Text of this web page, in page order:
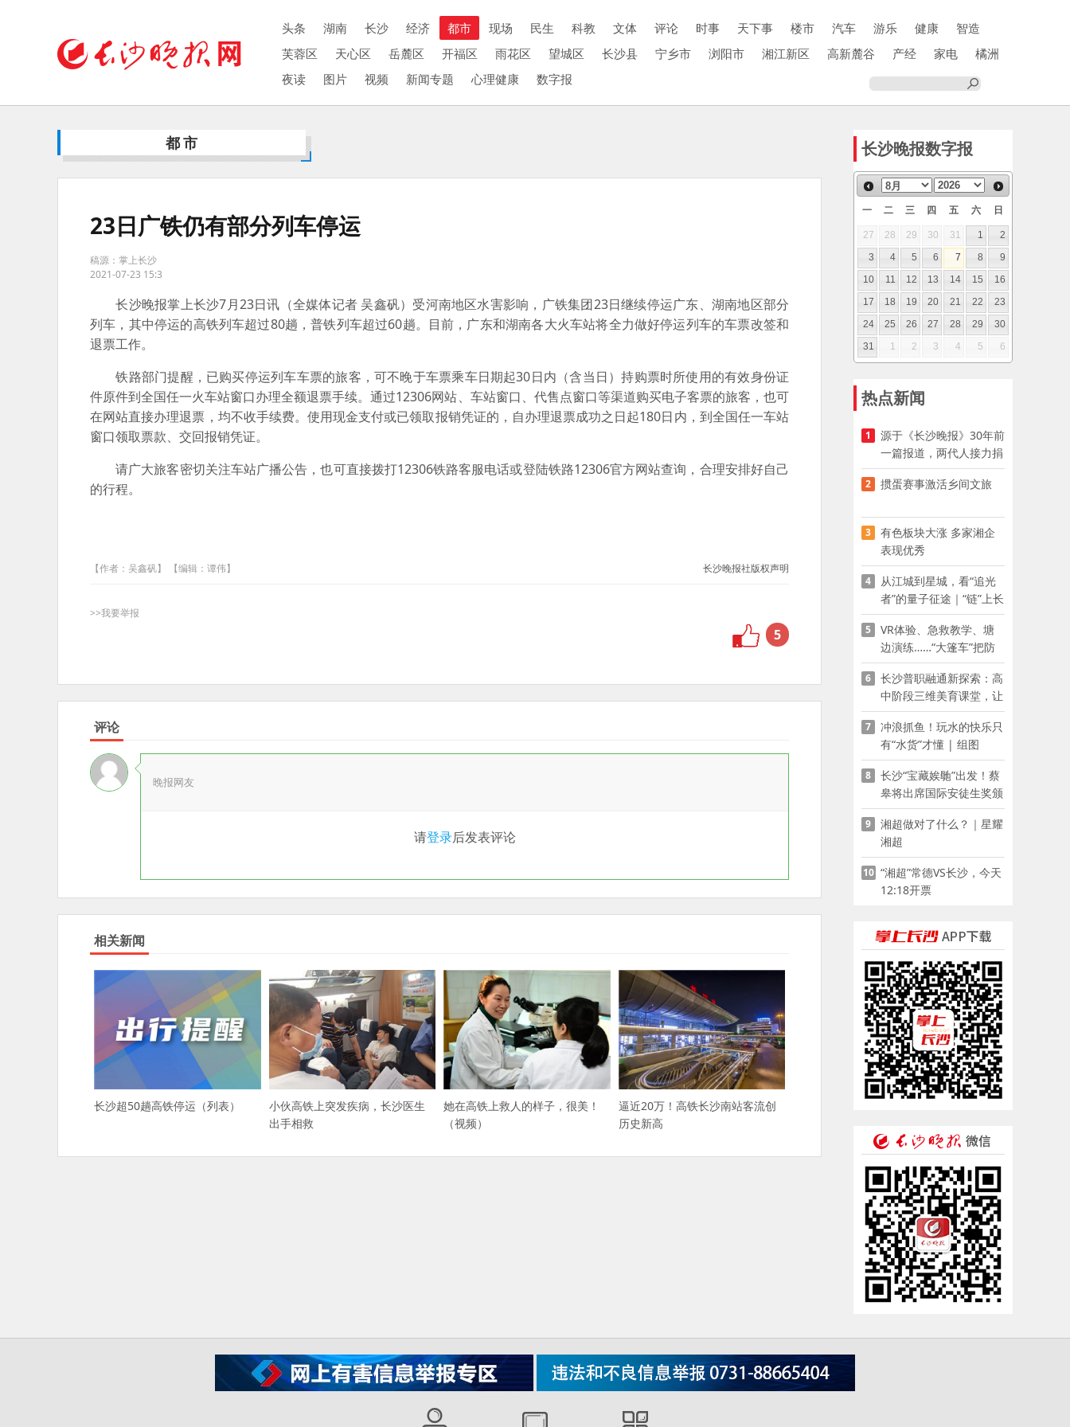
头条 湖南 长沙 经济 都市 现场 民生 科教 文体 评论 时事 天下事 楼市 汽车 游乐 健康
智造
芙蓉区
天心区 岳麓区 开福区 雨花区 望城区 长沙县 宁乡市 浏阳市 湘江新区 高新麓谷 产经 家电
橘洲
夜读
图片 视频 新闻专题 心理健康 数字报
都市
23日广铁仍有部分列车停运
稿源：掌上长沙
2021-07-23 15:3
长沙晚报掌上长沙7月23日讯（全媒体记者 吴鑫矾）受河南地区水害影响，广铁集团23日继续停运广东、湖南地区部分
列车，其中停运的高铁列车超过80趟，普铁列车超过60趟。目前，广东和湖南各大火车站将全力做好停运列车的车票改签和
退票工作。
铁路部门提醒，已购买停运列车车票的旅客，可不晚于车票乘车日期起30日内（含当日）持购票时所使用的有效身份证
件原件到全国任一火车站窗口办理全额退票手续。通过12306网站、车站窗口、代售点窗口等渠道购买电子客票的旅客，也可
在网站直接办理退票，均不收手续费。使用现金支付或已领取报销凭证的，自办理退票成功之日起180日内，到全国任一车站
窗口领取票款、交回报销凭证。
请广大旅客密切关注车站广播公告，也可直接拨打12306铁路客服电话或登陆铁路12306官方网站查询，合理安排好自己
的行程。
【作者：吴鑫矾】 【编辑：谭伟】 长沙晚报社版权声明
>>我要举报
5
评论
晚报网友
请登录后发表评论
相关新闻
长沙超50趟高铁停运（列表）
小伙高铁上突发疾病，长沙医生
出手相救
她在高铁上救人的样子，很美！
（视频）
逼近20万！高铁长沙南站客流创
历史新高
长沙晚报数字报
一 二 三 四 五 六 日
27 28 29 30 31 1
2
3
4 5 6 7 8
9
10
11 12 13 14 15
16
17
18 19 20 21 22
23
24
25 26 27 28 29
30
31
1 2 3 4 5 6
热点新闻
1
源于《长沙晚报》30年前
一篇报道，两代人接力捐
资助学
2 掼蛋赛事激活乡间文旅
3
有色板块大涨 多家湘企
表现优秀
4
从江城到星城，看“追光
者”的量子征途｜“链”上长
沙 “才”够硬核
5
VR体验、急救教学、塘
边演练……“大篷车”把防
溺水课堂搬到乡村青少年
家门口
6
长沙普职融通新探索：高
中阶段三维美育课堂，让
少年向美而生
7
冲浪抓鱼！玩水的快乐只
有“水货”才懂 | 组图
8
长沙“宝藏娭毑”出发！蔡
皋将出席国际安徒生奖颁
奖典礼并领奖
9
湘超做对了什么？｜星耀
湘超
10 “湘超”常德VS长沙，今天
12:18开票